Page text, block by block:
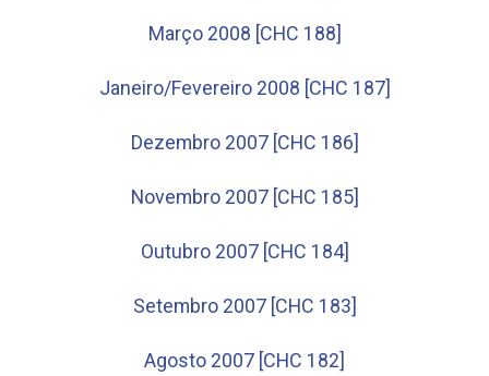
Março 2008 [CHC 188]
Janeiro/Fevereiro 2008 [CHC 187]
Dezembro 2007 [CHC 186]
Novembro 2007 [CHC 185]
Outubro 2007 [CHC 184]
Setembro 2007 [CHC 183]
Agosto 2007 [CHC 182]